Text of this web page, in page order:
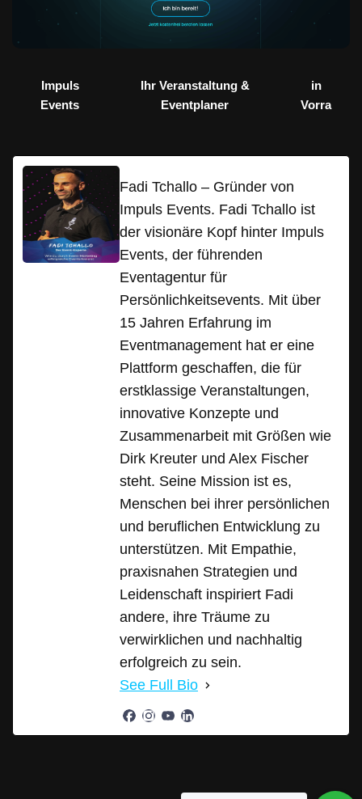
Impuls
Events
Ihr Veranstaltung &
Eventplaner
in
Vorra
Fadi Tchallo – Gründer von
Impuls Events. Fadi Tchallo ist
der visionäre Kopf hinter Impuls
Events, der führenden
Eventagentur für
Persönlichkeitsevents. Mit über
15 Jahren Erfahrung im
Eventmanagement hat er eine
Plattform geschaffen, die für
erstklassige Veranstaltungen,
innovative Konzepte und
Zusammenarbeit mit Größen wie
Dirk Kreuter und Alex Fischer
steht. Seine Mission ist es,
Menschen bei ihrer persönlichen
und beruflichen Entwicklung zu
unterstützen. Mit Empathie,
praxisnahen Strategien und
Leidenschaft inspiriert Fadi
andere, ihre Träume zu
verwirklichen und nachhaltig
erfolgreich zu sein.
See Full Bio